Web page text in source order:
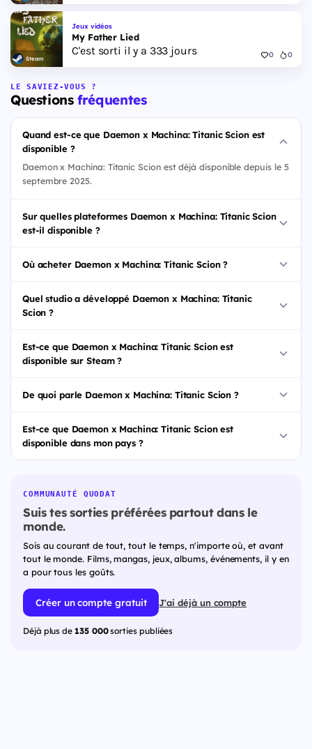
Steam
Jeux vidéos
My Father Lied
C'est sorti il y a 333 jours 0 0
LE SAVIEZ-VOUS ?
Questionsfréquentes
Quand est-ce que Daemon x Machina: Titanic Scion est
disponible ?
Daemon x Machina: Titanic Scion est déjà disponible depuis le 5
septembre 2025.
Sur quelles plateformes Daemon x Machina: Titanic Scion
est-il disponible ?
Où acheter Daemon x Machina: Titanic Scion ?
Quel studio a développé Daemon x Machina: Titanic
Scion ?
Est-ce que Daemon x Machina: Titanic Scion est
disponible sur Steam ?
De quoi parle Daemon x Machina: Titanic Scion ?
Est-ce que Daemon x Machina: Titanic Scion est
disponible dans mon pays ?
COMMUNAUTÉ QUODAT
Suis tes sorties préférées partout dans le
monde.
Sois au courant de tout, tout le temps, n'importe où, et avant
tout le monde. Films, mangas, jeux, albums, événements, il y en
a pour tous les goûts.
Créer un compte gratuit J'ai déjà un compte
Déjà plus de 135 000sorties publiées